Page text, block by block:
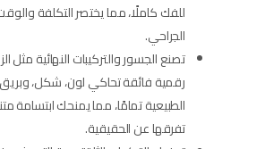
للفك كاملًا، مما يختصر التكلفة
الجراحي.
تصنع الجسور والتركيبات النهائية مثل
رقمية فائقة تحاكي لون، شكل، وبريق
الطبيعية تمامًا، مما يمنحك ابتسامة
تفرقها عن الحقيقية.